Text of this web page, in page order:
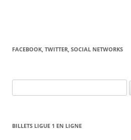
FACEBOOK, TWITTER, SOCIAL NETWORKS
for:
BILLETS LIGUE 1 EN LIGNE